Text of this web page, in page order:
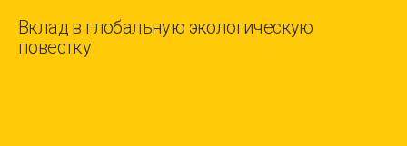
Вклад в глобальную экологическую
повестку